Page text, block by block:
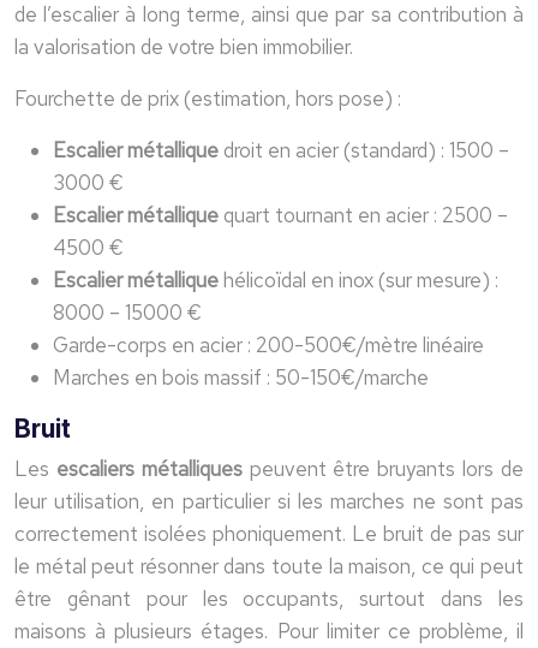
de l’escalier à long terme, ainsi que par sa contribution à
la valorisation de votre bien immobilier.
Fourchette de prix (estimation, hors pose) :
Escalier métallique droit en acier (standard) : 1500 –
3000 €
Escalier métallique quart tournant en acier : 2500 –
4500 €
Escalier métallique hélicoïdal en inox (sur mesure) :
8000 – 15000 €
Garde-corps en acier : 200-500€/mètre linéaire
Marches en bois massif : 50-150€/marche
Bruit
Les escaliers métalliques peuvent être bruyants lors de
leur utilisation, en particulier si les marches ne sont pas
correctement isolées phoniquement. Le bruit de pas sur
le métal peut résonner dans toute la maison, ce qui peut
être gênant pour les occupants, surtout dans les
maisons à plusieurs étages. Pour limiter ce problème, il